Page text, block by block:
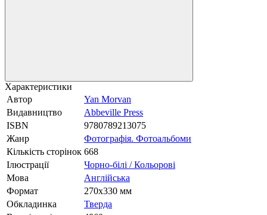
Характеристики
Автор
Yan Morvan
Видавництво
Abbeville Press
ISBN
9780789213075
Жанр
Фотографія. Фотоальбоми
Кількість сторінок 668
Ілюстрації
Чорно-білі / Кольорові
Мова
Англійська
Формат
270x330 мм
Обкладинка
Тверда